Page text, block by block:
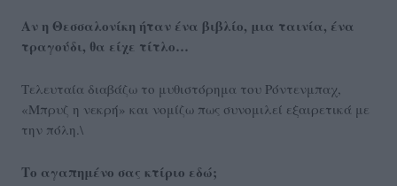
Αν η Θεσσαλονίκη ήταν ένα βιβλίο, μια ταινία, ένα
τραγούδι, θα είχε τίτλο…
Τελευταία διαβάζω το μυθιστόρημα του Ρόντενμπαχ,
«Μπρυζ η νεκρή» και νομίζω πως συνομιλεί εξαιρετικά με
την πόλη.\
Το αγαπημένο σας κτίριο εδώ;